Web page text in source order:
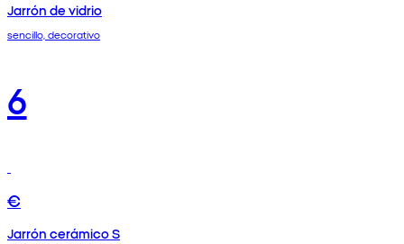
Jarrón de vidrio
sencillo, decorativo
6
€
Jarrón cerámico S